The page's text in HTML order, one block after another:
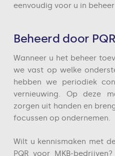
eenvoudig voor u in
Beheerd door PQR
Wanneer u het beheer
we vast op welke
hebben we periodiek
vernieuwing. Op deze
zorgen uit handen en
focussen op ondernemen.
Wilt u kennismaken met
PQR voor MKB-